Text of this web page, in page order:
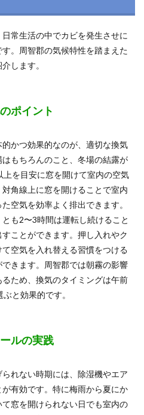
常生活の中でカビを発生させに
。周智郡の気候特性を踏まえた
します。
ポイント
かつ効果的なのが、適切な換気
もちろんのこと、冬場の結露が
を目安に窓を開けて室内の空気
角線上に窓を開けることで室内
空気を効率よく排出できます。
も2〜3時間は運転し続けること
ことができます。押し入れやク
空気を入れ替える習慣をつける
きます。周智郡では朝霧の影響
ため、換気のタイミングは午前
と効果的です。
ルの実践
れない時期には、除湿機やエア
有効です。特に梅雨から夏にか
窓を開けられない日でも室内の